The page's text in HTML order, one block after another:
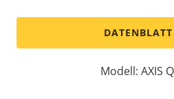
Modell: AXIS